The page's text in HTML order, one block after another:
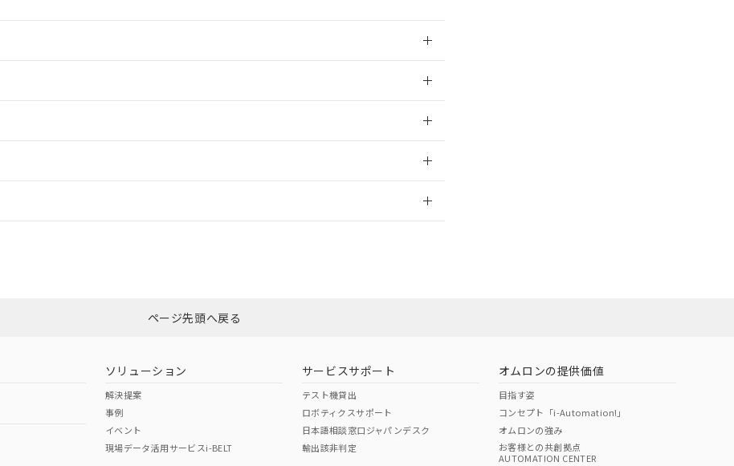
ダウンロードはこちらページ先頭へ戻る
ソリューション
解決提案
事例
イベント
現場データ活用サービスi-BELT
サービスサポート
テスト機貸出
ロボティクスサポート
日本語相談窓口ジャパンデスク
輸出該非判定
オムロンの提供価値
目指す姿
コンセプト「i-Automation!」
オムロンの強み
お客様との共創拠点
AUTOMATION CENTER